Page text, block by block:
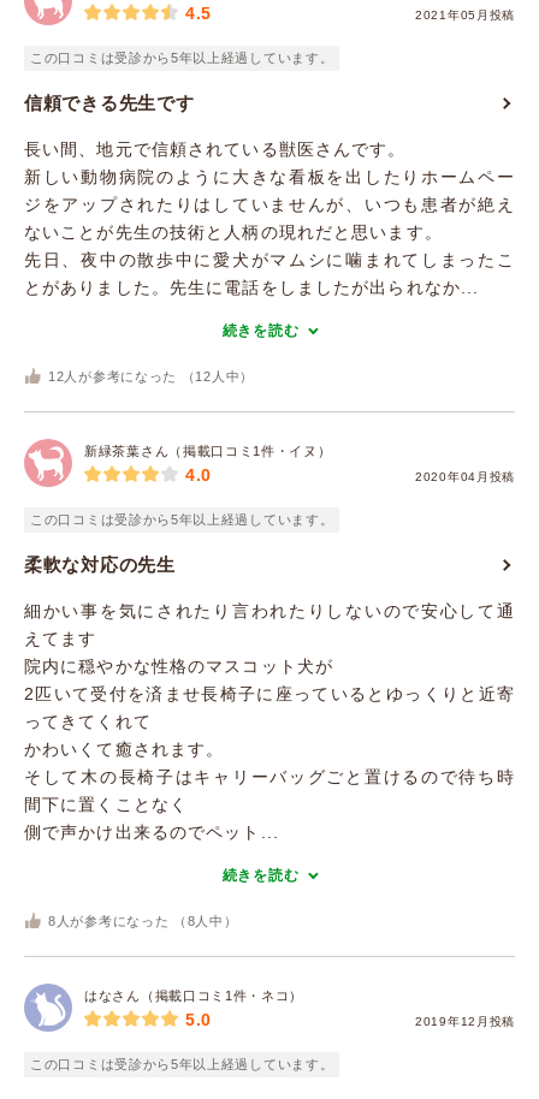
2021年05月投稿
4.5
この口コミは受診から5年以上経過しています。
信頼できる先生です
長い間、地元で信頼されている獣医さんです。
新しい動物病院のように大きな看板を出したりホームペー
ジをアップされたりはしていませんが、いつも患者が絶え
ないことが先生の技術と人柄の現れだと思います。
先日、夜中の散歩中に愛犬がマムシに噛まれてしまったこ
とがありました。先生に電話をしましたが出られなか...
続きを読む
12 人が参考になった （ 12 人中）
新緑茶葉さん（掲載口コミ1件・イヌ）
2020年04月投稿
4.0
この口コミは受診から5年以上経過しています。
柔軟な対応の先生
細かい事を気にされたり言われたりしないので安心して通
えてます
院内に穏やかな性格のマスコット犬が
2匹いて受付を済ませ長椅子に座っているとゆっくりと近寄
ってきてくれて
かわいくて癒されます。
そして木の長椅子はキャリーバッグごと置けるので待ち時
間下に置くことなく
側で声かけ出来るのでペット...
続きを読む
8 人が参考になった （ 8 人中）
はなさん（掲載口コミ1件・ネコ）
2019年12月投稿
5.0
この口コミは受診から5年以上経過しています。